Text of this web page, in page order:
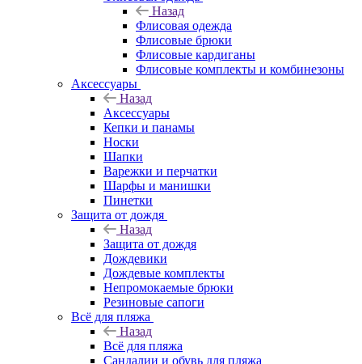
Назад
Флисовая одежда
Флисовые брюки
Флисовые кардиганы
Флисовые комплекты и комбинезоны
Аксессуары
Назад
Аксессуары
Кепки и панамы
Носки
Шапки
Варежки и перчатки
Шарфы и манишки
Пинетки
Защита от дождя
Назад
Защита от дождя
Дождевики
Дождевые комплекты
Непромокаемые брюки
Резиновые сапоги
Всё для пляжа
Назад
Всё для пляжа
Сандалии и обувь для пляжа